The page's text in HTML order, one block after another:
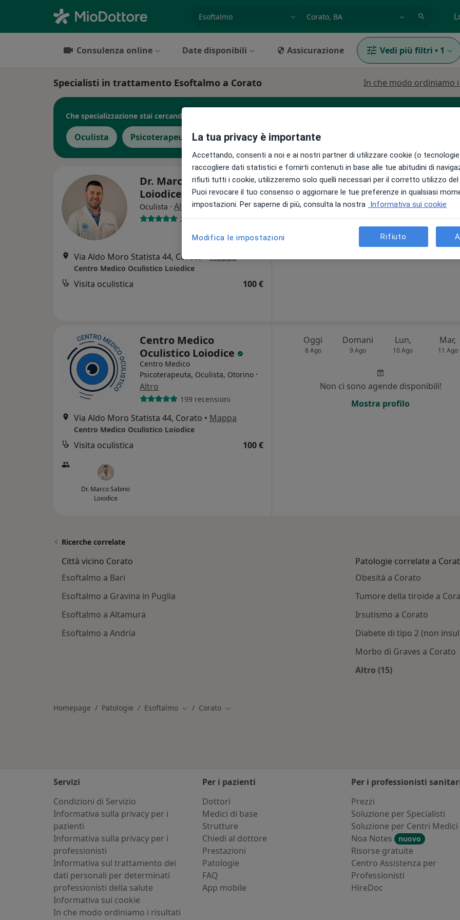
Consulenza online Date disponibili Assicurazione Vedi più filtri • 1
Specialisti in trattamento Esoftalmo a Corato In che modo ordiniamo
Che specializzazione stai cercando?
Oculista Psicoterapeuta Otorino Allergologo
Dr. Marco Sabino
Loiodice
Oculista · Altro
207 recensioni
Via Aldo Moro Statista 44, Corato•Mappa
Centro Medico Oculistico Loiodice
Visita oculistica 100 €
Oggi
8 Ago
Domani
9 Ago
Lun,
10 Ago
Mar,
11 Ago
Non ci sono agende disponibili!
Chiedi di attivare le prenotazioni
Centro Medico
Oculistico Loiodice
Centro Medico
Psicoterapeuta, Oculista, Otorino ·
Altro
199 recensioni
Via Aldo Moro Statista 44, Corato • Mappa
Centro Medico Oculistico Loiodice
Visita oculistica 100 €
Dr. Marco Sabino
Loiodice
Oggi
8 Ago
Domani
9 Ago
Lun,
10 Ago
Mar,
11 Ago
Non ci sono agende disponibili!
Mostra profilo
Ricerche correlate
Città vicino Corato
Esoftalmo a Bari
Esoftalmo a Gravina in Puglia
Esoftalmo a Altamura
Esoftalmo a Andria
Patologie correlate a
Obesità a Corato
Tumore della tiroide a
Irsutismo a Corato
Diabete di tipo 2 (non
Morbo di Graves a Corato
Altro (15)
Homepage Patologie Esoftalmo Cambia città
Corato Cambia città
Servizi
Condizioni di Servizio
Informativa sulla privacy per i
pazienti
Informativa sulla privacy per i
professionisti
Informativa sul trattamento dei
dati personali per determinati
professionisti della salute
Informativa sui cookie
In che modo ordiniamo i risultati
Per i pazienti
Dottori
Medici di base
Strutture
Chiedi al dottore
Prestazioni
Patologie
FAQ
App mobile
Per i professionisti
Prezzi
Soluzione per Specialisti
Soluzione per Centri Medici
Noa Notes
nuovo
Risorse gratuite
Centro Assistenza per
Professionisti
HireDoc
La tua privacy è importante
Accettando, consenti a noi e ai nostri partner di utilizzare cookie (o
raccogliere dati statistici e fornirti contenuti in base alle tue abitudini di
rifiuti tutti i cookie, utilizzeremo solo quelli necessari per il corretto utilizzo
Puoi revocare il tuo consenso o aggiornare le tue preferenze in qualsiasi
impostazioni. Per saperne di più, consulta la nostra
Informativa sui cookie
Modifica le impostazioni Rifiuto